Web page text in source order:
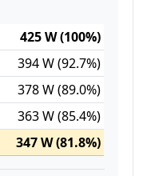
425 W (100%)
394 W (92.7%)
378 W (89.0%)
363 W (85.4%)
347 W (81.8%)